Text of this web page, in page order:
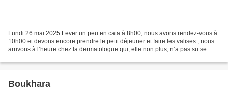
Lundi 26 mai 2025 Lever un peu en cata à 8h00, nous avons rendez-vous à
10h00 et devons encore prendre le petit déjeuner et faire les valises ; nous
arrivons à l’heure chez la dermatologue qui, elle non plus, n’a pas su se
Boukhara